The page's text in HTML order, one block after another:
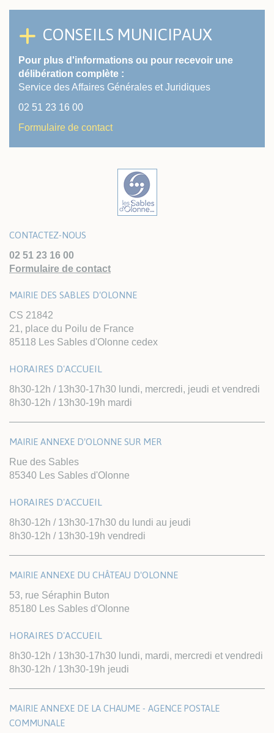
CONSEILS MUNICIPAUX
Pour plus d'informations ou pour recevoir une
délibération complète :
Service des Affaires Générales et Juridiques
02 51 23 16 00
Formulaire de contact
CONTACTEZ-NOUS
02 51 23 16 00
Formulaire de contact
MAIRIE DES SABLES D'OLONNE
CS 21842
21, place du Poilu de France
85118 Les Sables d'Olonne cedex
HORAIRES D'ACCUEIL
8h30-12h / 13h30-17h30 lundi, mercredi, jeudi et vendredi
8h30-12h / 13h30-19h mardi
MAIRIE ANNEXE D'OLONNE SUR MER
Rue des Sables
85340 Les Sables d'Olonne
HORAIRES D'ACCUEIL
8h30-12h / 13h30-17h30 du lundi au jeudi
8h30-12h / 13h30-19h vendredi
MAIRIE ANNEXE DU CHÂTEAU D'OLONNE
53, rue Séraphin Buton
85180 Les Sables d'Olonne
HORAIRES D'ACCUEIL
8h30-12h / 13h30-17h30 lundi, mardi, mercredi et vendredi
8h30-12h / 13h30-19h jeudi
MAIRIE ANNEXE DE LA CHAUME - AGENCE POSTALE
COMMUNALE